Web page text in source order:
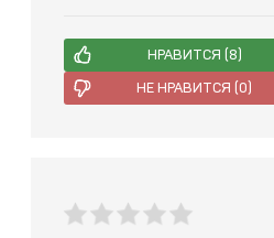
НРАВИТСЯ (8)
НЕ НРАВИТСЯ (0)